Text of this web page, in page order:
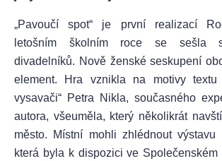
„Pavoučí spot“ je první realizací
letošním školním roce se sešla
divadelníků. Nově ženské seskupení
element. Hra vznikla na motivy textu
vysavači“ Petra Nikla, současného
autora, všeuměla, který několikrát
město. Místní mohli zhlédnout výstavu
která byla k dispozici ve Společenském